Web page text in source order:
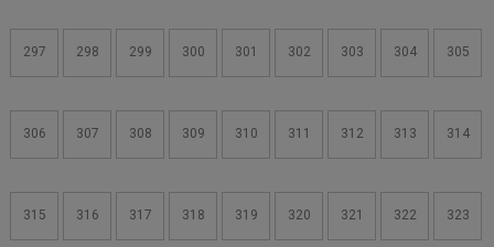
297 298 299 300 301 302 303 304 305
306 307 308 309 310 311 312 313 314
315 316 317 318 319 320 321 322 323